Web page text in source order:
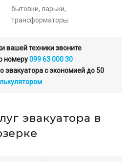
бытовки, ларьки,
трансформаторы.
вашей техники звоните
номеру099 63 000 30
эвакуатора с экономией до 50
эвакуатора в